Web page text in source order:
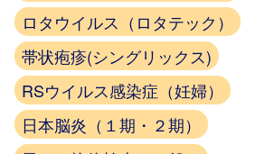
ロタウイルス（ロタテック）
帯状疱疹(シングリックス)
RSウイルス感染症（妊婦）
日本脳炎（１期・２期）